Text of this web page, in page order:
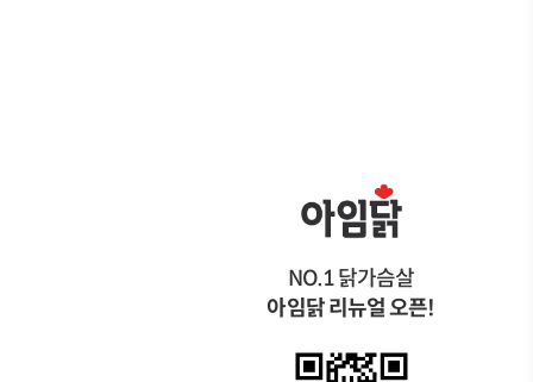
NO.1 닭가슴살
아임닭 리뉴얼 오픈!